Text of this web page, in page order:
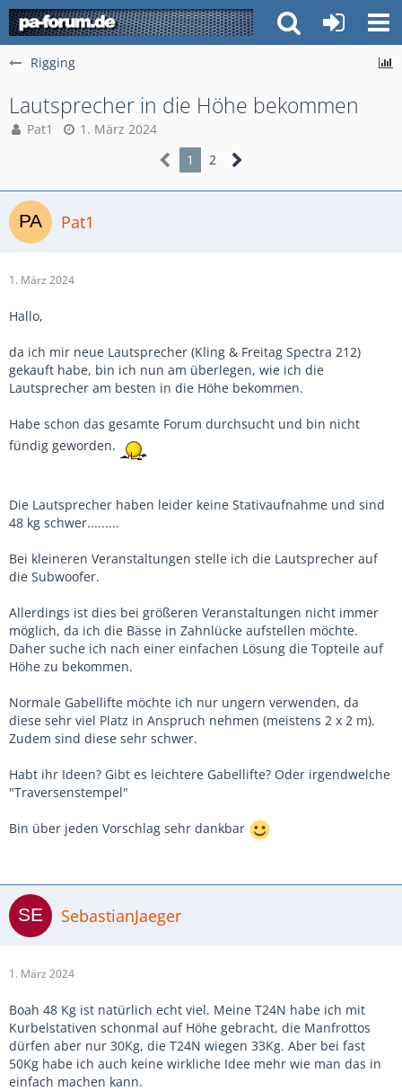
Rigging
Lautsprecher in die Höhe bekommen
Pat1
1. März 2024
1
2
Pat1
1. März 2024
Hallo,
da ich mir neue Lautsprecher (Kling & Freitag Spectra 212)
gekauft habe, bin ich nun am überlegen, wie ich die
Lautsprecher am besten in die Höhe bekommen.
Habe schon das gesamte Forum durchsucht und bin nicht
fündig geworden.
Die Lautsprecher haben leider keine Stativaufnahme und sind
48 kg schwer.........
Bei kleineren Veranstaltungen stelle ich die Lautsprecher auf
die Subwoofer.
Allerdings ist dies bei größeren Veranstaltungen nicht immer
möglich, da ich die Bässe in Zahnlücke aufstellen möchte.
Daher suche ich nach einer einfachen Lösung die Topteile auf
Höhe zu bekommen.
Normale Gabellifte möchte ich nur ungern verwenden, da
diese sehr viel Platz in Anspruch nehmen (meistens 2 x 2 m).
Zudem sind diese sehr schwer.
Habt ihr Ideen? Gibt es leichtere Gabellifte? Oder irgendwelche
"Traversenstempel"
Bin über jeden Vorschlag sehr dankbar
SebastianJaeger
1. März 2024
Boah 48 Kg ist natürlich echt viel. Meine T24N habe ich mit
Kurbelstativen schonmal auf Höhe gebracht, die Manfrottos
dürfen aber nur 30Kg, die T24N wiegen 33Kg. Aber bei fast
50Kg habe ich auch keine wirkliche Idee mehr wie man das in
einfach machen kann.